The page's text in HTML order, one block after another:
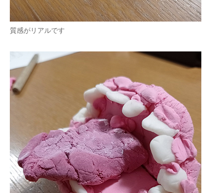
質感がリアルです